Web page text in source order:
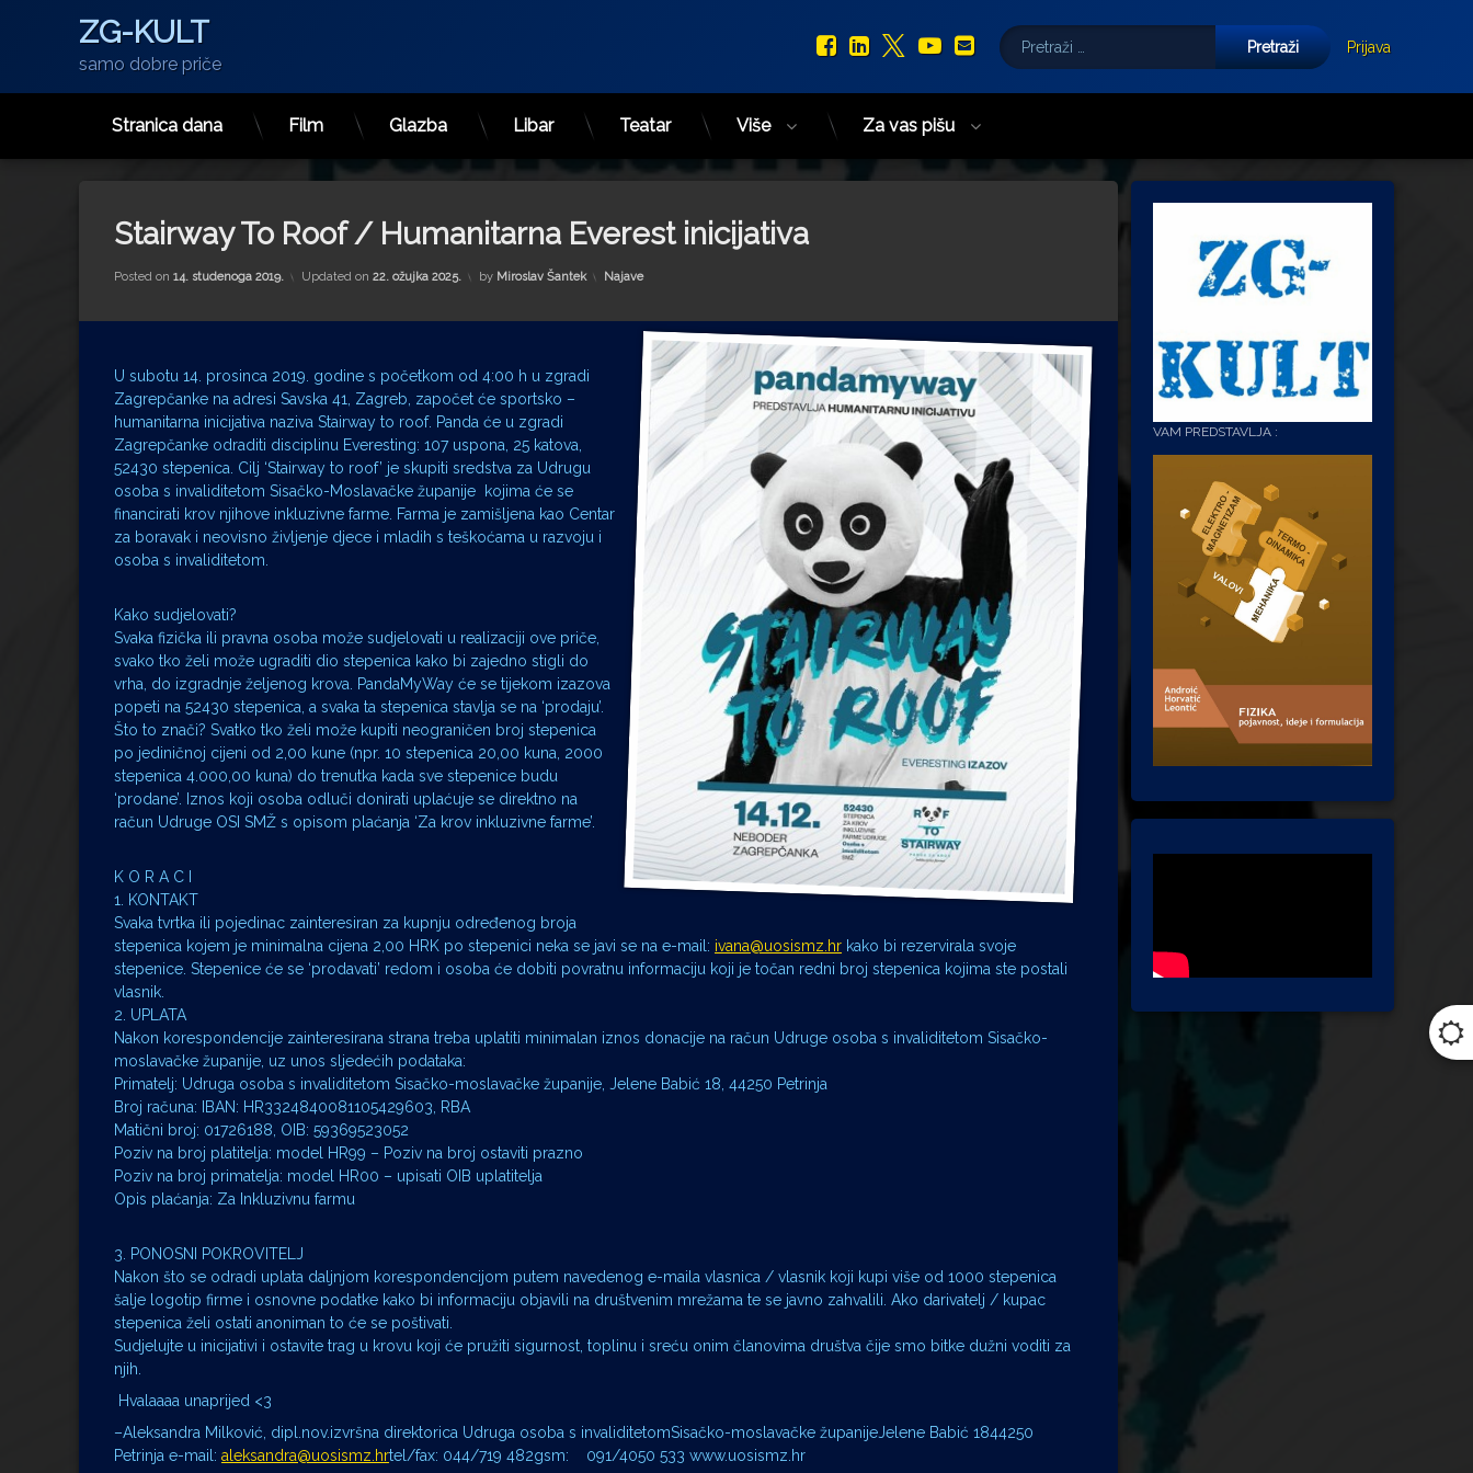
Preskoči
ZG-KULT
samo dobre priče
Facebook
LinkedIn
X.com
YouTube
E-mail
Pretraži:
Prijava
Stranica dana Film Glazba Libar Teatar Više Za vas pišu
Stairway To Roof / Humanitarna Everest inicijativa
Posted on 14. studenoga 2019. Updated on 22. ožujka 2025. by Miroslav Šantek Kategorije:
Najave
U subotu 14. prosinca 2019. godine s početkom od 4:00 h u zgradi
Zagrepčanke na adresi Savska 41, Zagreb, započet će sportsko –
humanitarna inicijativa naziva Stairway to roof. Panda će u zgradi
Zagrepčanke odraditi disciplinu Everesting: 107 uspona, 25 katova,
52430 stepenica. Cilj ‘Stairway to roof’ je skupiti sredstva za Udrugu
osoba s invaliditetom Sisačko-Moslavačke županije kojima će se
financirati krov njihove inkluzivne farme. Farma je zamišljena kao Centar
za boravak i neovisno življenje djece i mladih s teškoćama u razvoju i
osoba s invaliditetom.
Kako sudjelovati?
Svaka fizička ili pravna osoba može sudjelovati u realizaciji ove priče,
svako tko želi može ugraditi dio stepenica kako bi zajedno stigli do
vrha, do izgradnje željenog krova. PandaMyWay će se tijekom izazova
popeti na 52430 stepenica, a svaka ta stepenica stavlja se na ‘prodaju’.
Što to znači? Svatko tko želi može kupiti neograničen broj stepenica
po jediničnoj cijeni od 2,00 kune (npr. 10 stepenica 20,00 kuna, 2000
stepenica 4.000,00 kuna) do trenutka kada sve stepenice budu
‘prodane’. Iznos koji osoba odluči donirati uplaćuje se direktno na
račun Udruge OSI SMŽ s opisom plaćanja ‘Za krov inkluzivne farme’.
K O R A C I
1. KONTAKT
Svaka tvrtka ili pojedinac zainteresiran za kupnju određenog broja
stepenica kojem je minimalna cijena 2,00 HRK po stepenici neka se javi se na e-mail: ivana@uosismz.hr kako bi rezervirala svoje
stepenice. Stepenice će se ‘prodavati’ redom i osoba će dobiti povratnu informaciju koji je točan redni broj stepenica kojima ste postali
vlasnik.
2. UPLATA
Nakon korespondencije zainteresirana strana treba uplatiti minimalan iznos donacije na račun Udruge osoba s invaliditetom Sisačko-
moslavačke županije, uz unos sljedećih podataka:
Primatelj: Udruga osoba s invaliditetom Sisačko-moslavačke županije, Jelene Babić 18, 44250 Petrinja
Broj računa: IBAN: HR3324840081105429603, RBA
Matični broj: 01726188, OIB: 59369523052
Poziv na broj platitelja: model HR99 – Poziv na broj ostaviti prazno
Poziv na broj primatelja: model HR00 – upisati OIB uplatitelja
Opis plaćanja: Za Inkluzivnu farmu
3. PONOSNI POKROVITELJ
Nakon što se odradi uplata daljnjom korespondencijom putem navedenog e-maila vlasnica / vlasnik koji kupi više od 1000 stepenica
šalje logotip firme i osnovne podatke kako bi informaciju objavili na društvenim mrežama te se javno zahvalili. Ako darivatelj / kupac
stepenica želi ostati anoniman to će se poštivati.
Sudjelujte u inicijativi i ostavite trag u krovu koji će pružiti sigurnost, toplinu i sreću onim članovima društva čije smo bitke dužni voditi za
njih.
Hvalaaaa unaprijed <3
–Aleksandra Milković, dipl.nov.izvršna direktorica Udruga osoba s invaliditetomSisačko-moslavačke županijeJelene Babić 1844250
Petrinja e-mail: aleksandra@uosismz.hrtel/fax: 044/719 482gsm: 091/4050 533 www.uosismz.hr
VAM PREDSTAVLJA :